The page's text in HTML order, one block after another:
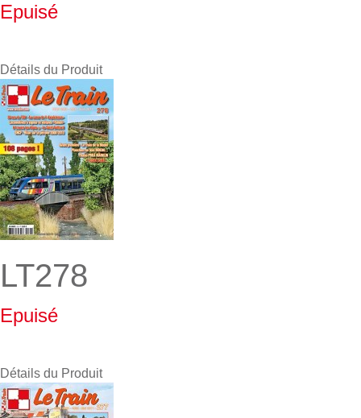
Epuisé
Détails du Produit
LT278
Epuisé
Détails du Produit